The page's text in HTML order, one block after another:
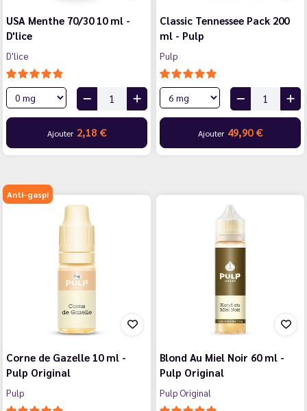
USA Menthe 70/30 10 ml -
D'lice
D'lice
Ajouter 2,18 €
Classic Tennessee Pack 200
ml - Pulp
Pulp
Ajouter 49,90 €
Anti-gaspi
Corne de Gazelle 10 ml -
Pulp Original
Pulp
Blond Au Miel Noir 60 ml -
Pulp Original
Pulp Original